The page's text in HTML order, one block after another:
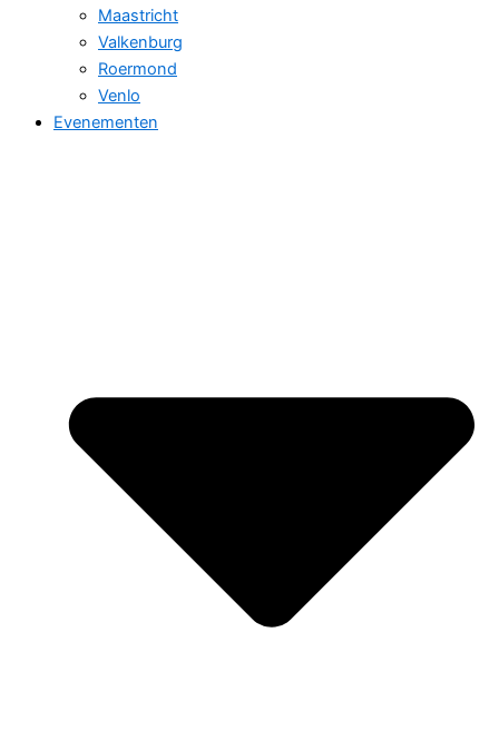
Maastricht
Valkenburg
Roermond
Venlo
Evenementen